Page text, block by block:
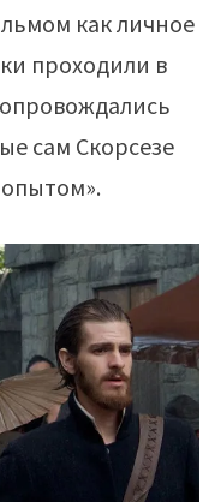
как личное
проходили в
сам Скорсезе